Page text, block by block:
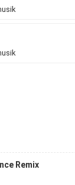
Remix